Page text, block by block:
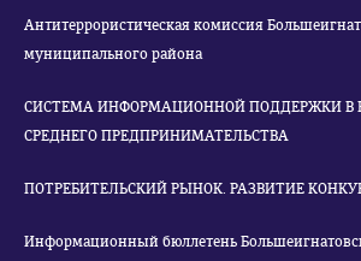
Антитеррористическая комиссия
муниципального района
СИСТЕМА ИНФОРМАЦИОННОЙ ПОДДЕРЖКИ В
СРЕДНЕГО ПРЕДПРИНИМАТЕЛЬСТВА
ПОТРЕБИТЕЛЬСКИЙ РЫНОК. РАЗВИТИЕ
Информационный бюллетень